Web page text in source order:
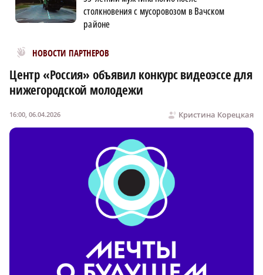
столкновения с мусоровозом в Вачском
районе
НОВОСТИ ПАРТНЕРОВ
Новости МирТесен
Центр «Россия» объявил конкурс видеоэссе для
нижегородской молодежи
Кристина Корецкая
16:00, 06.04.2026